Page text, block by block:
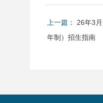
上一篇：
26年3
年制）招生指南